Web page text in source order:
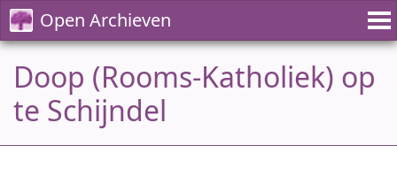
Open Archieven
Doop (Rooms-Katholiek) op
te Schijndel